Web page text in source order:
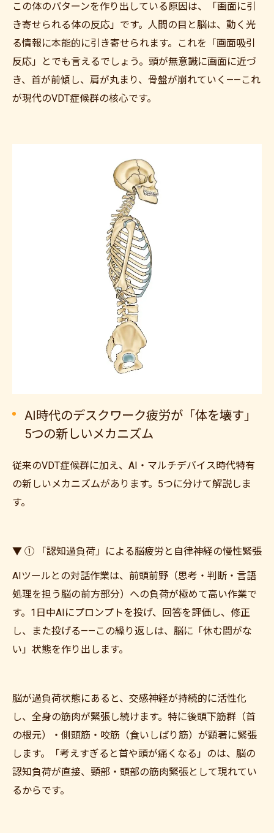
この体のパターンを作り出している原因は、「画面に引
き寄せられる体の反応」です。人間の目と脳は、動く光
る情報に本能的に引き寄せられます。これを「画面吸引
反応」とでも言えるでしょう。頭が無意識に画面に近づ
き、首が前傾し、肩が丸まり、骨盤が崩れていく——これ
が現代のVDT症候群の核心です。
AI時代のデスクワーク疲労が「体を壊す」
5つの新しいメカニズム
従来のVDT症候群に加え、AI・マルチデバイス時代特有
の新しいメカニズムがあります。5つに分けて解説しま
す。
▼ ① 「認知過負荷」による脳疲労と自律神経の慢性緊張
AIツールとの対話作業は、前頭前野（思考・判断・言語
処理を担う脳の前方部分）への負荷が極めて高い作業で
す。1日中AIにプロンプトを投げ、回答を評価し、修正
し、また投げる——この繰り返しは、脳に「休む間がな
い」状態を作り出します。
脳が過負荷状態にあると、交感神経が持続的に活性化
し、全身の筋肉が緊張し続けます。特に後頭下筋群（首
の根元）・側頭筋・咬筋（食いしばり筋）が顕著に緊張
します。「考えすぎると首や頭が痛くなる」のは、脳の
認知負荷が直接、頸部・頭部の筋肉緊張として現れてい
るからです。